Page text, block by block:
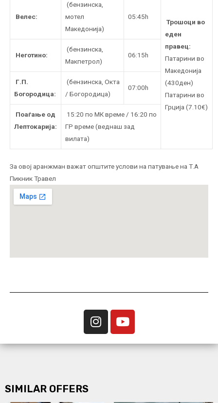
Трошоци во
еден
правец:
Патaрини во
Македонија
(430ден)
Патарини во
Грција (7.10€)
Велес:
(бензинска,
мотел
Македонија)
05:45h
Неготино:
(бензинска,
Макпетрол)
06:15h
Г.П.
Богородица:
(бензинска, Oкта
/ Богородица)
07:00h
Поаѓање од
Лептокарија:
15:20 по МК време / 16:20 по
ГР време (веднаш зад
вилата)
За овој аранжман важат општите услови на патување на Т.А
Пикник Травел
SIMILAR OFFERS